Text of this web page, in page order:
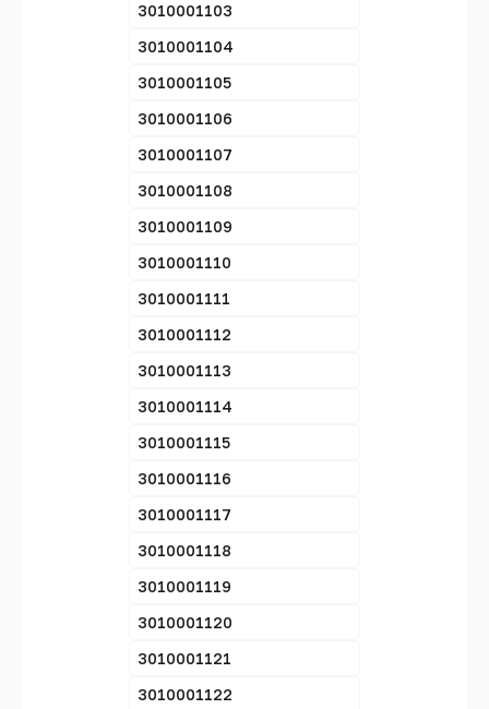
3010001103
3010001104
3010001105
3010001106
3010001107
3010001108
3010001109
3010001110
3010001111
3010001112
3010001113
3010001114
3010001115
3010001116
3010001117
3010001118
3010001119
3010001120
3010001121
3010001122